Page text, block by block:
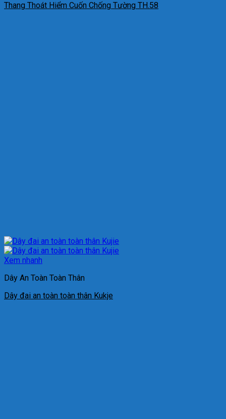
Thang Thoát Hiểm Cuốn Chống Tường TH.58
Xem nhanh
Dây An Toàn Toàn Thân
Dây đai an toàn toàn thân Kukje